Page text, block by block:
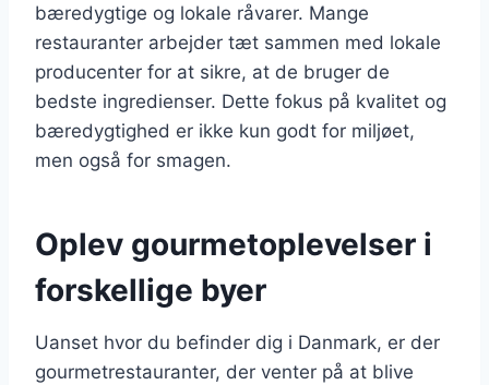
bæredygtige og lokale råvarer. Mange
restauranter arbejder tæt sammen med lokale
producenter for at sikre, at de bruger de
bedste ingredienser. Dette fokus på kvalitet og
bæredygtighed er ikke kun godt for miljøet,
men også for smagen.
Oplev gourmetoplevelser i
forskellige byer
Uanset hvor du befinder dig i Danmark, er der
gourmetrestauranter, der venter på at blive